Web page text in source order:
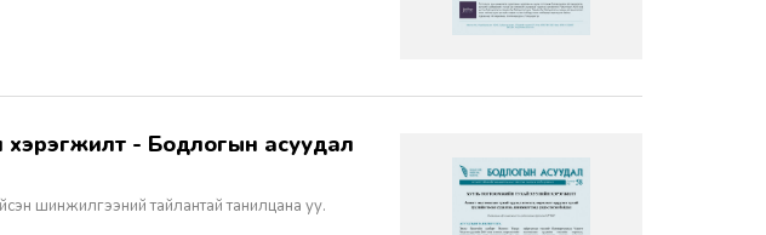
шинжилгээний тайлантай танилцана уу.